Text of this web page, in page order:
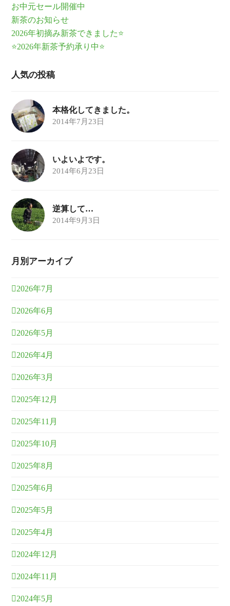
お中元セール開催中
新茶のお知らせ
2026年初摘み新茶できました⭐
⭐2026年新茶予約承り中⭐
人気の投稿
本格化してきました。
2014年7月23日
いよいよです。
2014年6月23日
逆算して…
2014年9月3日
月別アーカイブ
2026年7月
2026年6月
2026年5月
2026年4月
2026年3月
2025年12月
2025年11月
2025年10月
2025年8月
2025年6月
2025年5月
2025年4月
2024年12月
2024年11月
2024年5月